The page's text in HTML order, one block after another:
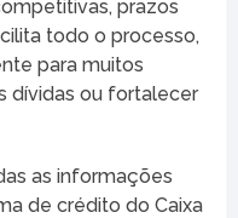
prazos
todo o processo,
para muitos
dívidas ou fortalecer
as informações
de crédito do Caixa